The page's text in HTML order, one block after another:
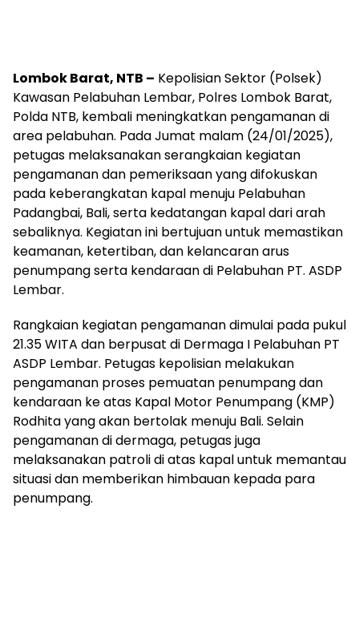
Lombok Barat, NTB – Kepolisian Sektor (Polsek)
Kawasan Pelabuhan Lembar, Polres Lombok Barat,
Polda NTB, kembali meningkatkan pengamanan di
area pelabuhan. Pada Jumat malam (24/01/2025),
petugas melaksanakan serangkaian kegiatan
pengamanan dan pemeriksaan yang difokuskan
pada keberangkatan kapal menuju Pelabuhan
Padangbai, Bali, serta kedatangan kapal dari arah
sebaliknya. Kegiatan ini bertujuan untuk memastikan
keamanan, ketertiban, dan kelancaran arus
penumpang serta kendaraan di Pelabuhan PT. ASDP
Lembar.
Rangkaian kegiatan pengamanan dimulai pada pukul
21.35WITA dan berpusat di Dermaga I Pelabuhan PT
ASDP Lembar. Petugas kepolisian melakukan
pengamanan proses pemuatan penumpang dan
kendaraan ke atas Kapal Motor Penumpang (KMP)
Rodhitayang akan bertolak menuju Bali. Selain
pengamanan di dermaga, petugas juga
melaksanakan patroli di atas kapal untuk memantau
situasi dan memberikan himbauan kepada para
penumpang.